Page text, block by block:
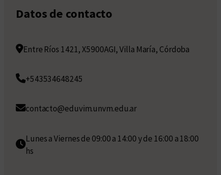
Datos de contacto
Entre Ríos 1421, X5900AGI, Villa María, Córdoba
+543534648245
contacto@eduvim.unvm.edu.ar
Lunes a Viernes de 09:00 a 14:00 y de 16:00 a 18:00
hs